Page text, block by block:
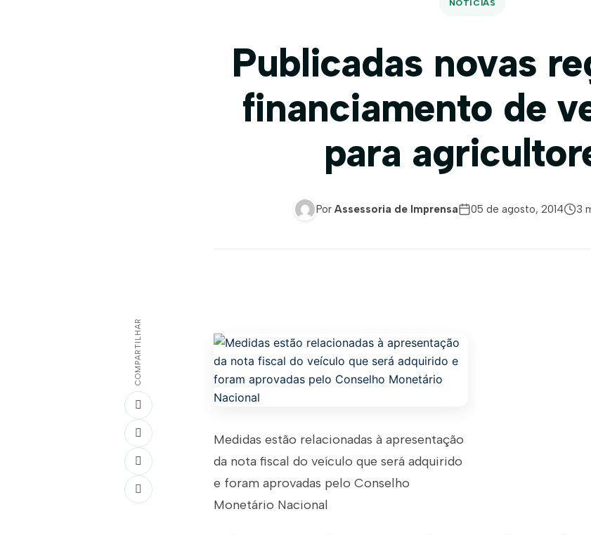
NOTÍCIAS
Publicadas novas
financiamento de
para
Por Assessoria de Imprensa 05 de agosto, 2014 3
COMPARTILHAR
Medidas estão relacionadas à apresentação
da nota fiscal do veículo que será adquirido
e foram aprovadas pelo Conselho
Monetário Nacional